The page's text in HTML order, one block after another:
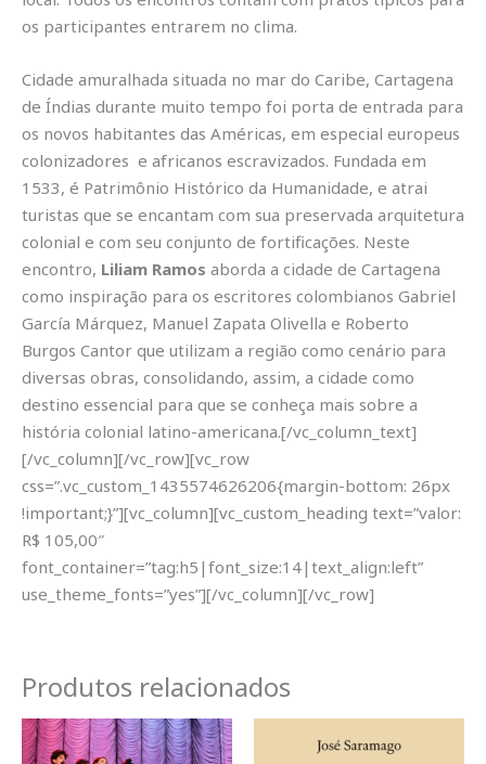
os participantes entrarem no clima.
Cidade amuralhada situada no mar do Caribe, Cartagena
de Índias durante muito tempo foi porta de entrada para
os novos habitantes das Américas, em especial europeus
colonizadores e africanos escravizados. Fundada em
1533, é Patrimônio Histórico da Humanidade, e atrai
turistas que se encantam com sua preservada arquitetura
colonial e com seu conjunto de fortificações. Neste
encontro, Liliam Ramos aborda a cidade de Cartagena
como inspiração para os escritores colombianos Gabriel
García Márquez, Manuel Zapata Olivella e Roberto
Burgos Cantor que utilizam a região como cenário para
diversas obras, consolidando, assim, a cidade como
destino essencial para que se conheça mais sobre a
história colonial latino-americana.[/vc_column_text]
[/vc_column][/vc_row][vc_row
css=”.vc_custom_1435574626206{margin-bottom: 26px
!important;}”][vc_column][vc_custom_heading text=”valor:
R$ 105,00″
font_container=”tag:h5|font_size:14|text_align:left”
use_theme_fonts=”yes”][/vc_column][/vc_row]
Produtos relacionados